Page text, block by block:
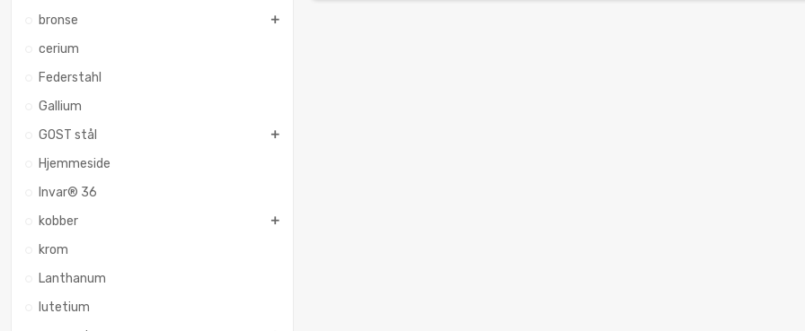
bronse
cerium
Federstahl
Gallium
GOST stål
Hjemmeside
Invar® 36
kobber
krom
Lanthanum
lutetium